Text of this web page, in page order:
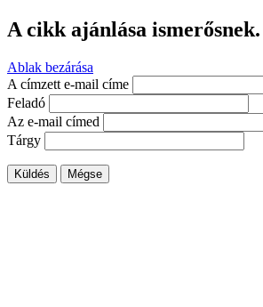
A cikk ajánlása ismerősnek.
Ablak bezárása
A címzett e-mail címe
Feladó
Az e-mail címed
Tárgy
Küldés Mégse